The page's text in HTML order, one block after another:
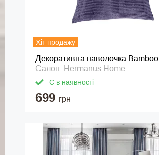
Хіт продажу
Декоративна наволочка Bamboo
Салон: Hermanus Home
Є в наявності
699 грн